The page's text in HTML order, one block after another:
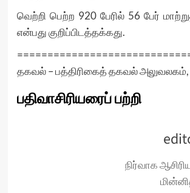
வெற்றி பெற்ற 920 பேரில் 56 பேர்
என்பது குறிப்பிடத்தக்கது.
தகவல் – பத்திரிகைத் தகவல்
பதிவாசிரியரைப் பற்றி
நிர்வாக